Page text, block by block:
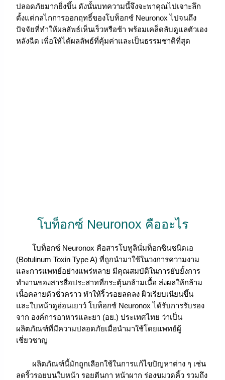
ปลอดภัยมากยิ่งขึ้น ดังนั้นบทความนี้จึงจะพาคุณไปเจาะลึก
ตั้งแต่กลไกการออกฤทธิ์ของโบท็อกซ์ Neuronox ไปจนถึง
ปัจจัยที่ทำให้ผลลัพธ์เห็นเร็วหรือช้า พร้อมเคล็ดลับดูแลตัวเอง
หลังฉีด เพื่อให้ได้ผลลัพธ์ที่คุ้มค่าและเป็นธรรมชาติที่สุด
โบท็อกซ์ Neuronox คืออะไร
โบท็อกซ์ Neuronox คือสารโบทูลินั่มท็อกซินชนิดเอ
(Botulinum Toxin Type A) ที่ถูกนำมาใช้ในวงการความงาม
และการแพทย์อย่างแพร่หลาย มีคุณสมบัติในการยับยั้งการ
ทำงานของสารสื่อประสาทที่กระตุ้นกล้ามเนื้อ ส่งผลให้กล้าม
เนื้อคลายตัวชั่วคราว ทำให้ริ้วรอยลดลง ผิวเรียบเนียนขึ้น
และใบหน้าดูอ่อนเยาว์ โบท็อกซ์ Neuronox ได้รับการรับรอง
จาก องค์การอาหารและยา (อย.) ประเทศไทย ว่าเป็น
ผลิตภัณฑ์ที่มีความปลอดภัยเมื่อนำมาใช้โดยแพทย์ผู้
เชี่ยวชาญ
ผลิตภัณฑ์นี้มักถูกเลือกใช้ในการแก้ไขปัญหาต่าง ๆ เช่น
ลดริ้วรอยบนใบหน้า รอยตีนกา หน้าผาก ร่องขมวดคิ้ว รวมถึง